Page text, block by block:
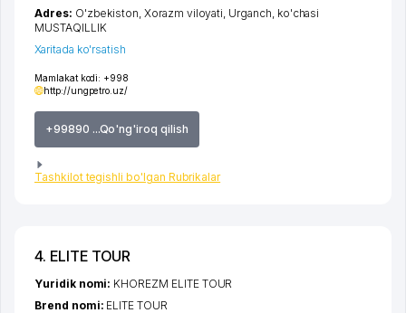
Mamlakat kodi: +998
http://ungpetro.uz/
+99890 ...Qo'ng'iroq qilish
Tashkilot tegishli bo'lgan Rubrikalar
Adres: O'zbekiston,Xorazm viloyati, Urganch, ko'chasi
MUSTAQILLIK
Xaritada ko'rsatish
4. ELITE TOUR
Yuridik nomi: KHOREZM ELITE TOUR
Brend nomi: ELITE TOUR